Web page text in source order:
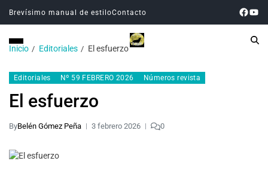
Brevísimo manual de estiloContacto
Inicio Editoriales El esfuerzo
Editoriales Nº 59 FEBRERO 2026 Números revista
El esfuerzo
ByBelén Gómez Peña 3 febrero 2026 0